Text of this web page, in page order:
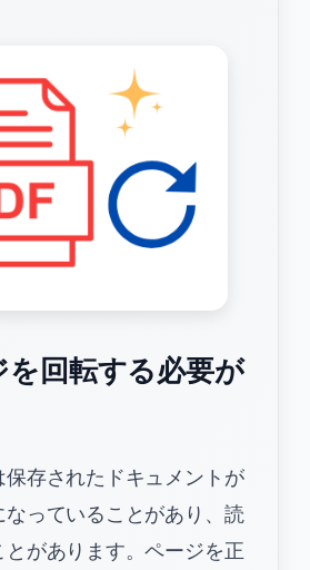
を回転する必要が
保存されたドキュメントが
なっていることがあり、読
があります。ページを正